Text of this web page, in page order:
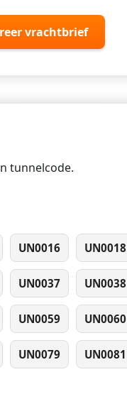
vrachtbrief
tunnelcode.
UN0016 UN0018
UN0037 UN0038
UN0059 UN0060
UN0079 UN0081